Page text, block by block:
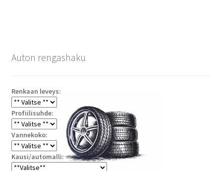
Auton rengashaku
Renkaan leveys:
Profiilisuhde:
Vannekoko:
Kausi/automalli: